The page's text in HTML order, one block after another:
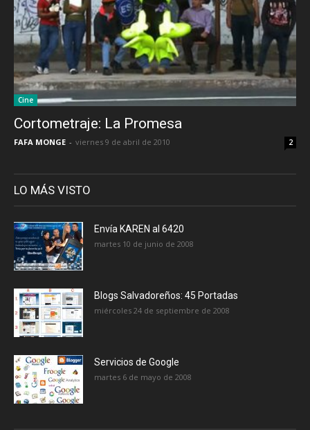
Cine
Cortometraje: La Promesa
FAFA MONGE - viernes 9 de abril de 2010 2
LO MÁS VISTO
Envía KAREN al 6420
martes 10 de junio de 2008
Blogs Salvadoreños: 45 Portadas
miércoles 24 de septiembre de 2008
Servicios de Google
martes 6 de mayo de 2008